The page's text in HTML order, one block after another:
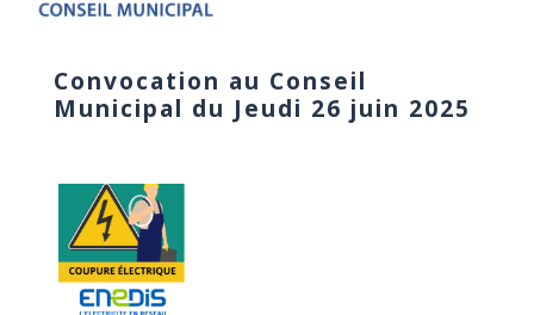
Convocation au Conseil
Municipal du Jeudi 26 juin 2025